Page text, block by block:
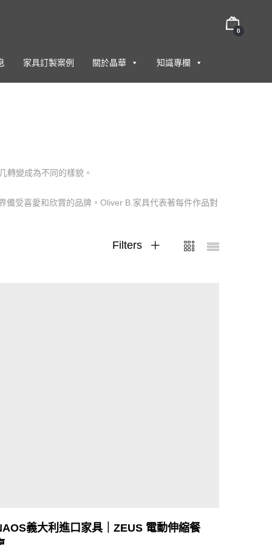
0
家具訂製案例 關於晶華 知識專欄
轉變成為不同的樣貌。
受喜愛和欣賞的品牌。Oliver B.家具代表著每件作品對
Filters
義大利進口家具｜ZEUS 電動伸縮餐